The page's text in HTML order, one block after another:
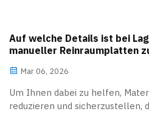
Auf welche Details ist bei
manueller Reinraumplatten
Mar 06, 2026
Um Ihnen dabei zu helfen,
reduzieren und sicherzustellen,